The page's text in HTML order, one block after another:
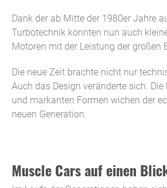
Dank der ab Mitte der 1980er Jahre
Turbotechnik konnten nun auch
Motoren mit der Leistung der großen
Die neue Zeit brachte nicht nur
Auch das Design veränderte sich.
und markanten Formen wichen der
neuen Generation.
Muscle Cars auf einen